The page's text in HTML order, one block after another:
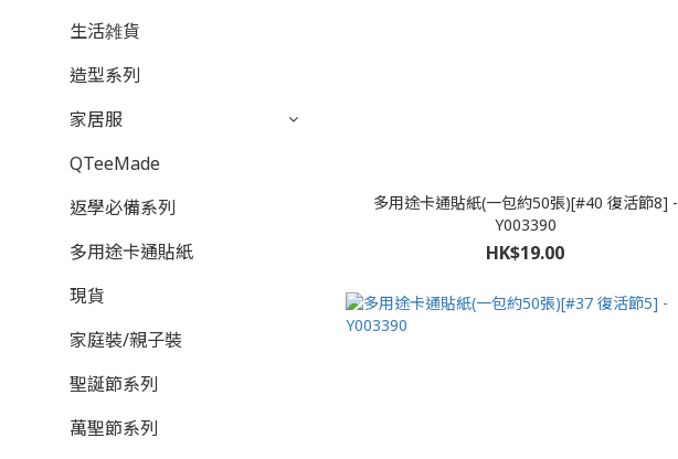
生活雑貨
造型系列
家居服
QTeeMade
返學必備系列
多用途卡通貼紙
現貨
家庭裝/親子裝
聖誕節系列
萬聖節系列
多用途卡通貼紙(一包約50張)[#40 復活節8] -
Y003390
HK$19.00